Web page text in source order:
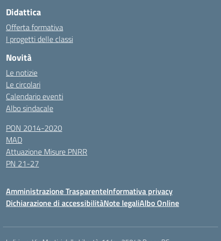
Didattica
Offerta formativa
I progetti delle classi
Novità
Le notizie
Le circolari
Calendario eventi
Albo sindacale
PON 2014-2020
MAD
Attuazione Misure PNRR
PN 21-27
Amministrazione TrasparenteInformativa privacy
Dichiarazione di accessibilitàNote legaliAlbo Online